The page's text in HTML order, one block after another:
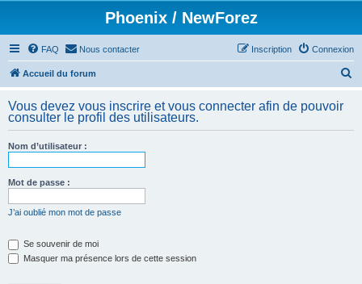
Phoenix / NewForez
FAQ Nous contacter Connexion
Inscription
Accueil du forum
h
Vous devez vous inscrire et vous connecter afin de pouvoir
consulter le profil des utilisateurs.
Nom d’utilisateur :
Mot de passe :
J’ai oublié mon mot de passe
Se souvenir de moi
Masquer ma présence lors de cette session